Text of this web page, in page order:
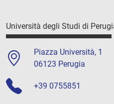
Università degli Studi di
Piazza Università, 1
06123 Perugia
+39 0755851